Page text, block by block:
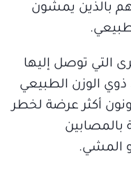
بالذين يمشون
التي توصل إليها
الوزن الطبيعي
أكثر عرضة لخطر
بالمصابين
المشي.